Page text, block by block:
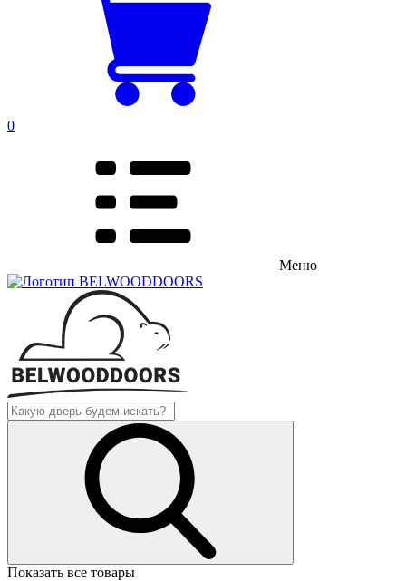
0
Меню
Показать все товары